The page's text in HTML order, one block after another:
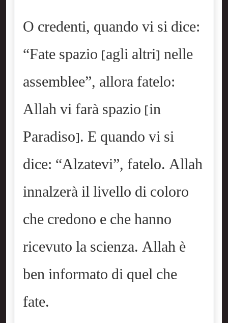
O credenti, quando vi si dice:
“Fate spazio [agli altri] nelle
assemblee”, allora fatelo:
Allah vi farà spazio [in
Paradiso]. E quando vi si
dice: “Alzatevi”, fatelo. Allah
innalzerà il livello di coloro
che credono e che hanno
ricevuto la scienza. Allah è
ben informato di quel che
fate.